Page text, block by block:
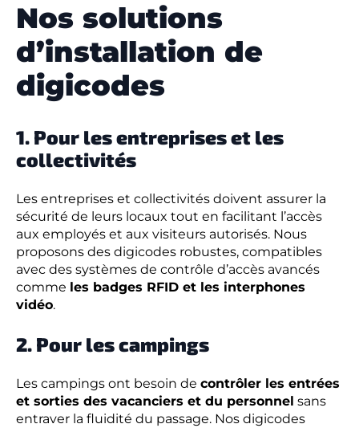
Nos solutions
d’installation de
digicodes
1. Pour les entreprises et les
collectivités
Les entreprises et collectivités doivent assurer la
sécurité de leurs locaux tout en facilitant l’accès
aux employés et aux visiteurs autorisés. Nous
proposons des digicodes robustes, compatibles
avec des systèmes de contrôle d’accès avancés
comme les badges RFID et les interphones
vidéo.
2. Pour les campings
Les campings ont besoin de contrôler les entrées
et sorties des vacanciers et du personnel sans
entraver la fluidité du passage. Nos digicodes